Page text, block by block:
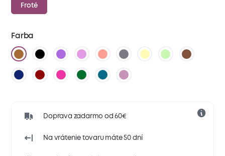
Froté
Farba
Doprava zadarmo od 60€
Na vrátenie tovaru máte 50 dní